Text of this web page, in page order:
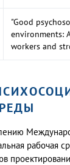
"Good
environments:
workers and
рабочая